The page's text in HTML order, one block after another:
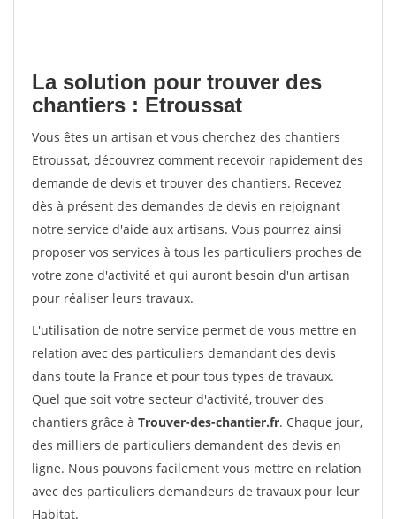
La solution pour trouver des
chantiers : Etroussat
Vous êtes un artisan et vous cherchez des chantiers
Etroussat, découvrez comment recevoir rapidement des
demande de devis et trouver des chantiers. Recevez
dès à présent des demandes de devis en rejoignant
notre service d'aide aux artisans. Vous pourrez ainsi
proposer vos services à tous les particuliers proches de
votre zone d'activité et qui auront besoin d'un artisan
pour réaliser leurs travaux.
L'utilisation de notre service permet de vous mettre en
relation avec des particuliers demandant des devis
dans toute la France et pour tous types de travaux.
Quel que soit votre secteur d'activité, trouver des
chantiers grâce à Trouver-des-chantier.fr. Chaque jour,
des milliers de particuliers demandent des devis en
ligne. Nous pouvons facilement vous mettre en relation
avec des particuliers demandeurs de travaux pour leur
Habitat.